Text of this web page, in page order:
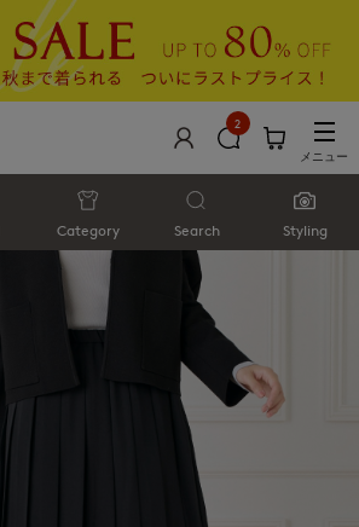
2
メニュー
Category Search Styling